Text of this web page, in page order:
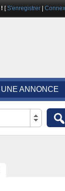
[S'enregistrer
ANNONCE